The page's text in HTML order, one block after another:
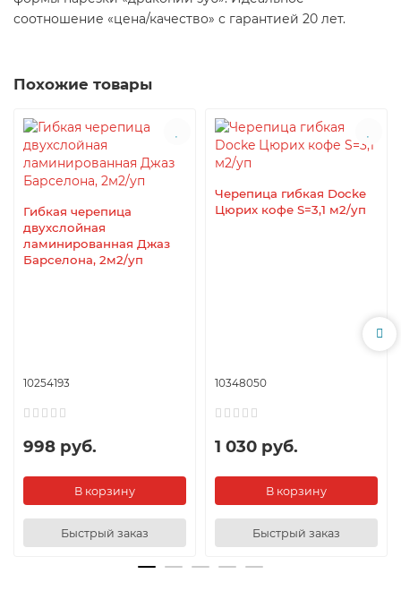
соотношение «цена/качество» с гарантией 20 лет.
Похожие товары
Гибкая черепица
двухслойная
ламинированная Джаз
Барселона, 2м2/уп
10254193
998 руб.
В корзину
Быстрый заказ
Черепица гибкая Docke
Цюрих кофе S=3,1 м2/уп
10348050
1 030 руб.
В корзину
Быстрый заказ